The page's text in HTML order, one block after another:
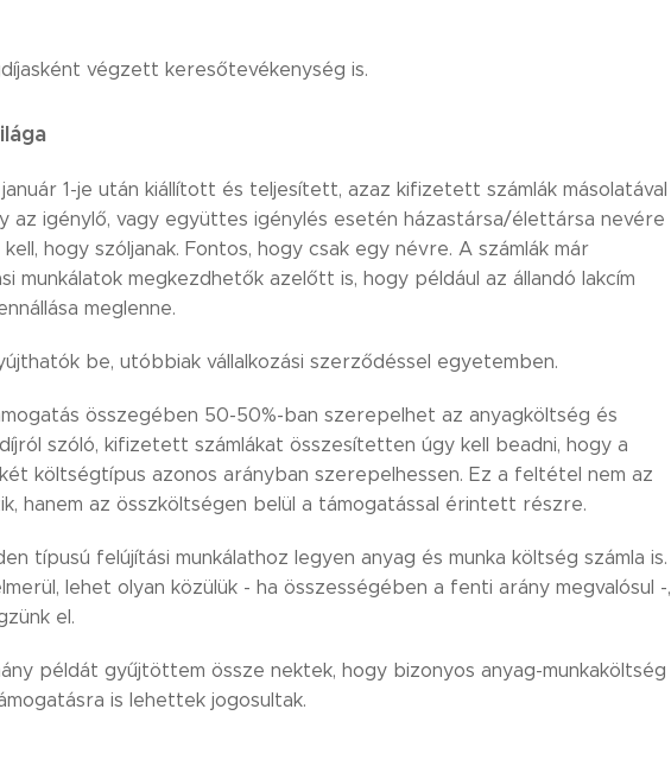
végzett keresőtevékenység is.
1-je után kiállított és teljesített, azaz kifizetett számlák másolatával
az igénylő, vagy együttes igénylés esetén házastársa/élettársa nevére
hogy szóljanak. Fontos, hogy csak egy névre. A számlák már
munkálatok megkezdhetők azelőtt is, hogy például az állandó lakcím
meglenne.
be, utóbbiak vállalkozási szerződéssel egyetemben.
összegében 50-50%-ban szerepelhet az anyagköltség és
szóló, kifizetett számlákat összesítetten úgy kell beadni, hogy a
költségtípus azonos arányban szerepelhessen. Ez a feltétel nem az
hanem az összköltségen belül a támogatással érintett részre.
típusú felújítási munkálathoz legyen anyag és munka költség számla is.
lehet olyan közülük - ha összességében a fenti arány megvalósul -,
el.
példát gyűjtöttem össze nektek, hogy bizonyos anyag-munkaköltség
is lehettek jogosultak.